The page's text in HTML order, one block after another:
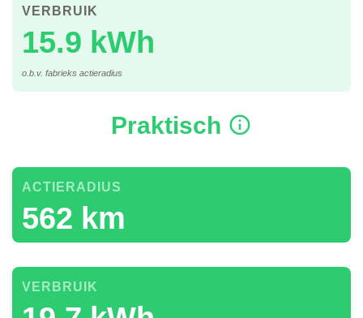
15.9 kWh
VERBRUIK
o.b.v. fabrieks actieradius
Praktisch
562 km
ACTIERADIUS
VERBRUIK